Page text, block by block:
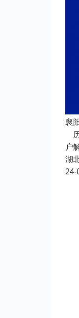
襄
户
湖
24-